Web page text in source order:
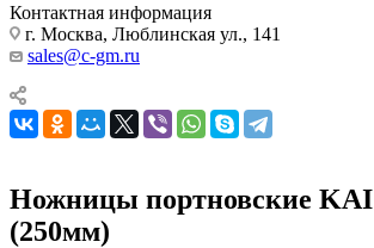
Контактная информация
г. Москва, Люблинская ул., 141
sales@c-gm.ru
Ножницы портновские KAI
(250мм)